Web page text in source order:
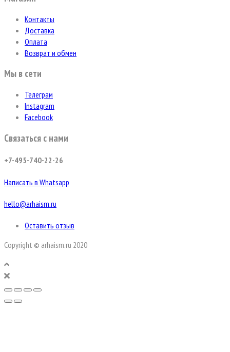
Контакты
Доставка
Оплата
Возврат и обмен
Мы в сети
Телеграм
Instagram
Facebook
Связаться с нами
+7-495-740-22-26
Написать в Whatsapp
hello@arhaism.ru
Оставить отзыв
Copyright © arhaism.ru 2020